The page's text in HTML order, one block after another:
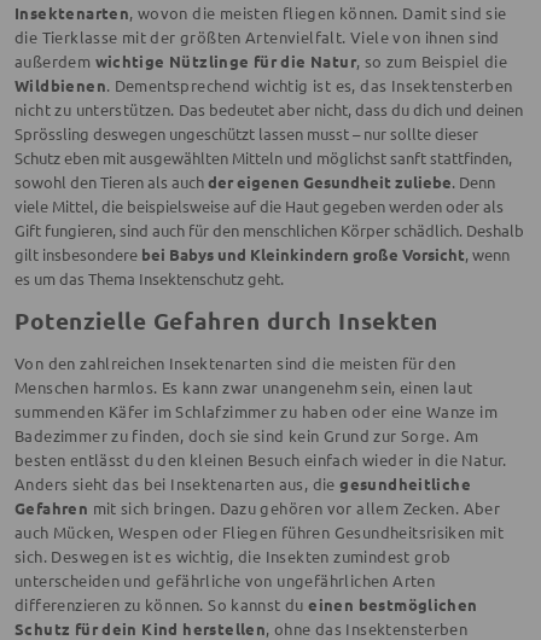
Insektenarten, wovon die meisten fliegen können. Damit sind sie
die Tierklasse mit der größten Artenvielfalt. Viele von ihnen sind
außerdem wichtige Nützlinge für die Natur, so zum Beispiel die
Wildbienen. Dementsprechend wichtig ist es, das Insektensterben
nicht zu unterstützen. Das bedeutet aber nicht, dass du dich und deinen
Sprössling deswegen ungeschützt lassen musst – nur sollte dieser
Schutz eben mit ausgewählten Mitteln und möglichst sanft stattfinden,
sowohl den Tieren als auchder eigenen Gesundheit zuliebe. Denn
viele Mittel, die beispielsweise auf die Haut gegeben werden oder als
Gift fungieren, sind auch für den menschlichen Körper schädlich. Deshalb
gilt insbesondere bei Babys und Kleinkindern große Vorsicht, wenn
es um das Thema Insektenschutz geht.
Potenzielle Gefahren durch Insekten
Von den zahlreichen Insektenarten sind die meisten für den
Menschen harmlos. Es kann zwar unangenehm sein, einen laut
summenden Käfer im Schlafzimmer zu haben oder eine Wanze im
Badezimmer zu finden, doch sie sind kein Grund zur Sorge. Am
besten entlässt du den kleinen Besuch einfach wieder in die Natur.
Anders sieht das bei Insektenarten aus, diegesundheitliche
Gefahren mit sich bringen. Dazu gehören vor allem Zecken. Aber
auch Mücken, Wespen oder Fliegen führen Gesundheitsrisiken mit
sich. Deswegen ist es wichtig, die Insekten zumindest grob
unterscheiden und gefährliche von ungefährlichen Arten
differenzieren zu können. So kannst dueinen bestmöglichen
Schutz für dein Kind herstellen, ohne das Insektensterben